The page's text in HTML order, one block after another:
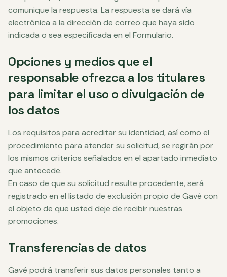
comunique la respuesta. La respuesta se dará vía
electrónica a la dirección de correo que haya sido
indicada o sea especificada en el Formulario.
Opciones y medios que el
responsable ofrezca a los titulares
para limitar el uso o divulgación de
los datos
Los requisitos para acreditar su identidad, así como el
procedimiento para atender su solicitud, se regirán por
los mismos criterios señalados en el apartado inmediato
que antecede.
En caso de que su solicitud resulte procedente, será
registrado en el listado de exclusión propio de Gavé con
el objeto de que usted deje de recibir nuestras
promociones.
Transferencias de datos
Gavé podrá transferir sus datos personales tanto a